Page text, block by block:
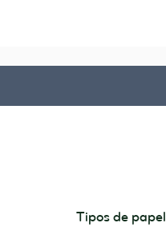
Tipos de papel